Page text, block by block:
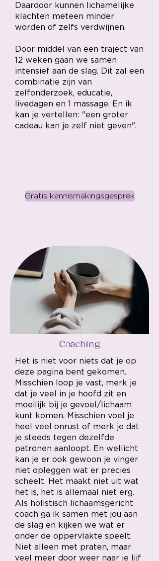
Daardoor kunnen lichamelijke
klachten meteen minder
worden of zelfs verdwijnen.
Door middel van een traject van
12 weken gaan we samen
intensief aan de slag. Dit zal een
combinatie zijn van
zelfonderzoek, educatie,
livedagen en 1 massage. En ik
kan je vertellen: "een groter
cadeau kan je zelf niet geven".
Gratis kennismakingsgesprek
Coaching
Het is niet voor niets dat je op
deze pagina bent gekomen.
Misschien loop je vast, merk je
dat je veel in je hoofd zit en
moeilijk bij je gevoel/lichaam
kunt komen. Misschien voel je
heel veel onrust of merk je dat
je steeds tegen dezelfde
patronen aanloopt. En wellicht
kan je er ook gewoon je vinger
niet opleggen wat er precies
scheelt. Het maakt niet uit wat
het is, het is allemaal niet erg.
Als holistisch lichaamsgericht
coach ga ik samen met jou aan
de slag en kijken we wat er
onder de oppervlakte speelt.
Niet alleen met praten, maar
veel meer door weer naar je lijf